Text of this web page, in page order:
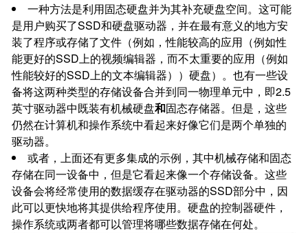
一种方法是利用固态硬盘并为其补充硬盘空间。这可能
是用户购买了SSD和硬盘驱动器，并在最有意义的地方安
装了程序或存储了文件（例如，性能较高的应用（例如性
能更好的SSD上的视频编辑器，而不太重要的应用（例如
性能较好的SSD上的文本编辑器））硬盘）。也有一些设
备将这两种类型的存储设备合并到同一物理单元中，即2.5
英寸驱动器中既装有机械硬盘和固态存储器。但是，这些
仍然在计算机和操作系统中看起来好像它们是两个单独的
驱动器。
或者，上面还有更多集成的示例，其中机械存储和固态
存储在同一设备中，但是它看起来像一个存储设备。这些
设备会将经常使用的数据缓存在驱动器的SSD部分中，因
此可以更快地将其提供给程序使用。硬盘的控制器硬件，
操作系统或两者都可以管理将哪些数据存储在何处。